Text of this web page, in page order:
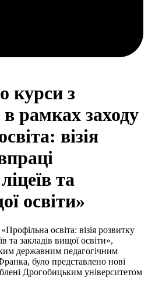
курси з
в рамках заходу
візія
та
освіти»
освіта: візія розвитку
та закладів вищої освіти»,
державним педагогічним
було представлено нові
Дрогобицьким університетом